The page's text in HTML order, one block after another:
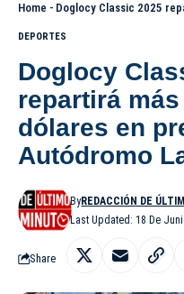
Home - Doglocy Classic 2025 repartirá más
DEPORTES
Doglocy
repartirá más
dólares en
Autódromo
Last Updated: 18 De
ByREDACCIÓN DE
Share